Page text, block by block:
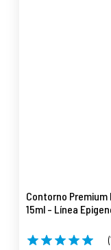
Contorno
15ml - Línea